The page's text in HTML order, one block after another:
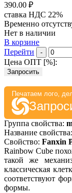
390.00 ₽
ставка НДС 22%
Временно
Нет в наличии
В корзине
Перейти
-
Цена ОПТ [%]:
Запросить
Печатаем лого,
Группа свойства:
Название свойства:
Свойство: Fanxin
Rainbow Cube
такой же
классическая
соответствуют
формы.